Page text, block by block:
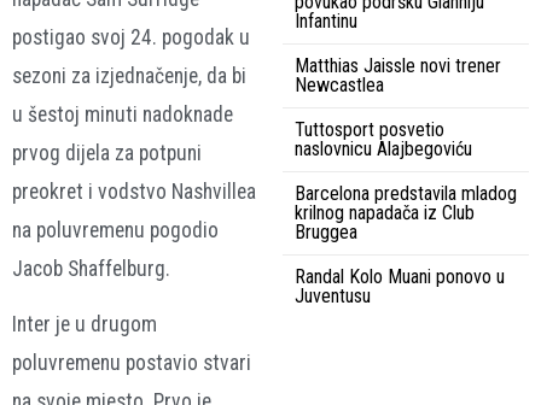
postigao svoj 24. pogodak u
sezoni za izjednačenje, da bi
u šestoj minuti nadoknade
prvog dijela za potpuni
preokret i vodstvo Nashvillea
na poluvremenu pogodio
Jacob Shaffelburg.
Inter je u drugom
poluvremenu postavio stvari
Infantinu
Matthias Jaissle novi trener
Newcastlea
Tuttosport posvetio
naslovnicu Alajbegoviću
Barcelona predstavila mladog
krilnog napadača iz Club
Bruggea
Randal Kolo Muani ponovo u
Juventusu